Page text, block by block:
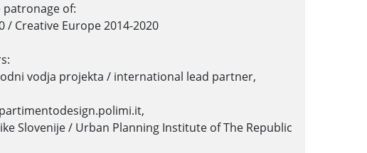
of:
/ Creative Europe 2014-2020
vodja projekta / international lead partner,
Slovenije / Urban Planning Institute of The Republic